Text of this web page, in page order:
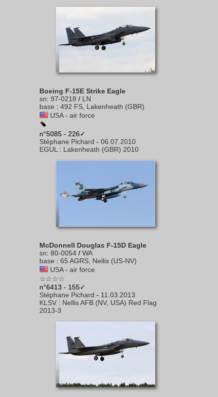
Boeing F-15E Strike Eagle
sn: 97-0218 / LN
base : 492 FS, Lakenheath (GBR)
USA - air force
n°5085 - 226✓
Stéphane Pichard - 06.07.2010
EGUL : Lakenheath (GBR) 2010
McDonnell Douglas F-15D Eagle
sn: 80-0054 / WA
base : 65 AGRS, Nellis (US-NV)
USA - air force
☆☆☆☆
n°6413 - 155✓
Stéphane Pichard - 11.03.2013
KLSV : Nellis AFB (NV, USA) Red Flag
2013-3